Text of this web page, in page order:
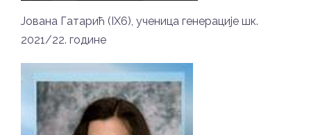
Јована Гатарић (IX6), ученица генерације шк.
2021/22. године